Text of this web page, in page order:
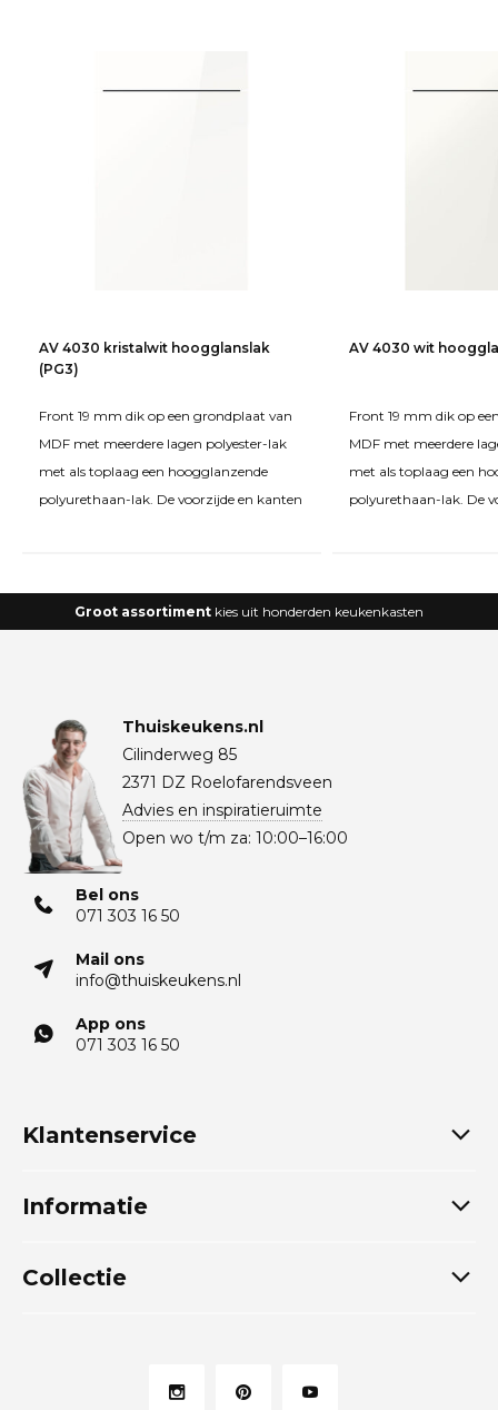
AV 4030 kristalwit hoogglanslak
(PG3)
Front 19 mm dik op een grondplaat van
MDF met meerdere lagen polyester-lak
met als toplaag een hoogglanzende
polyurethaan-lak. De voorzijde en kanten
AV 4030 wit
Front 19 mm dik op
MDF met meerdere
met als toplaag een
polyurethaan-lak. De
Groot assortiment kies uit honderden keukenkasten
Thuiskeukens.nl
Cilinderweg 85
2371 DZ Roelofarendsveen
Advies en inspiratieruimte
Open wo t/m za: 10:00–16:00
Bel ons
071 303 16 50
Mail ons
info@thuiskeukens.nl
App ons
071 303 16 50
Klantenservice
Informatie
Collectie